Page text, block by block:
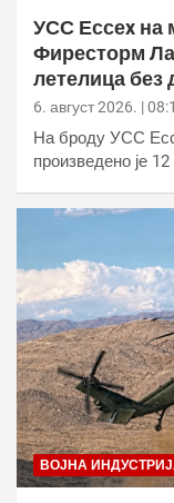
УСС Ессеx на
Фиресторм
летелица без
6. август 2026. |
На броду УСС
произведено је
ВОЈНА